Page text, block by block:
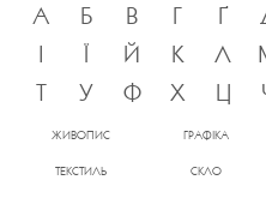
А
Б В Г Ґ
І
Ї Й К Л
Т
У Ф Х Ц
ЖИВОПИС ГРАФІКА
ТЕКСТИЛЬ СКЛО